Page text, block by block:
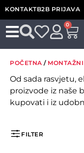
KONTAKTB2B PRIJAVA
0
POČETNA /
Od sada rasvjetu,
proizvode iz naše
kupovati i iz
FILTER